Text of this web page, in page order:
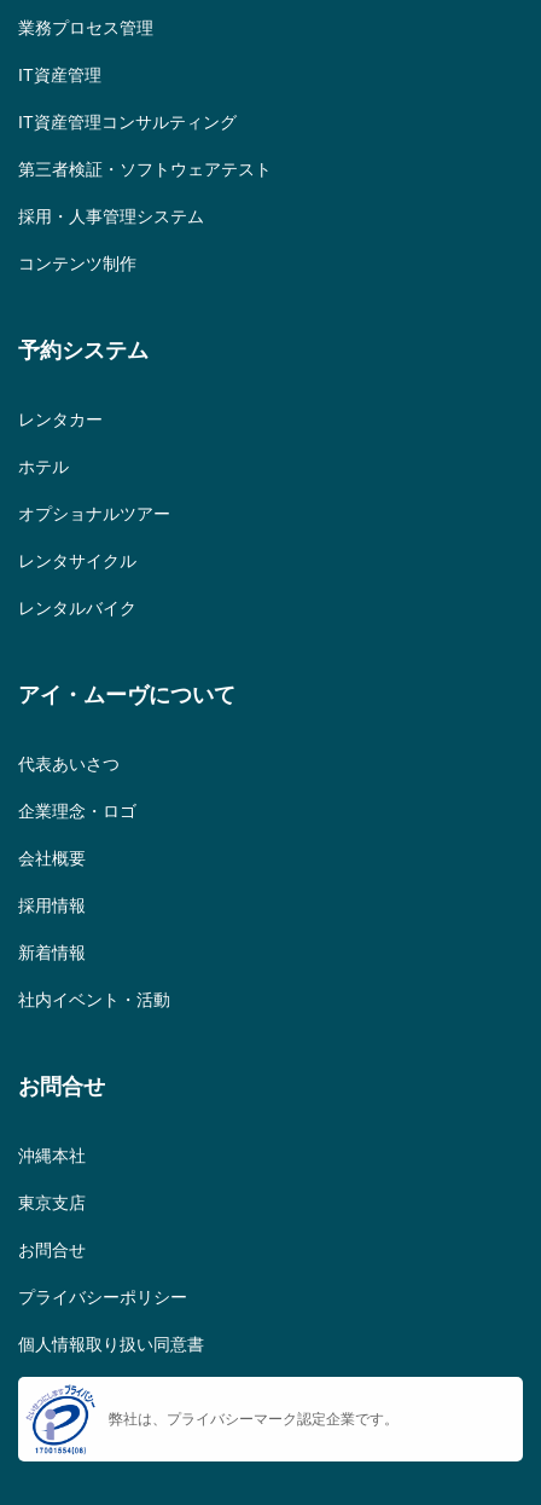
業務プロセス管理
IT資産管理
IT資産管理コンサルティング
第三者検証・ソフトウェアテスト
採用・人事管理システム
コンテンツ制作
予約システム
レンタカー
ホテル
オプショナルツアー
レンタサイクル
レンタルバイク
アイ・ムーヴについて
代表あいさつ
企業理念・ロゴ
会社概要
採用情報
新着情報
社内イベント・活動
お問合せ
沖縄本社
東京支店
お問合せ
プライバシーポリシー
個人情報取り扱い同意書
弊社は、プライバシーマーク認定企業です。